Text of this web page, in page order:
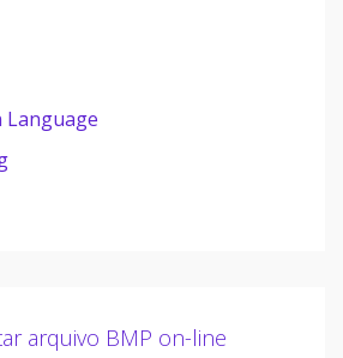
Language
arquivo BMP on-line